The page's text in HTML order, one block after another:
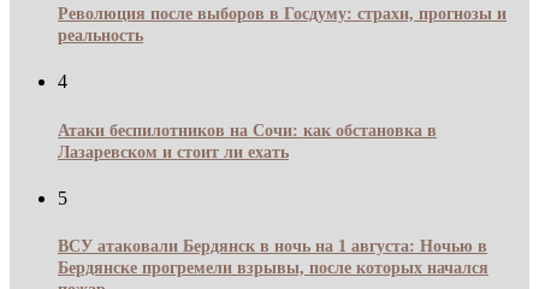
Революция после выборов в Госдуму: страхи, прогнозы и
реальность
4
Атаки беспилотников на Сочи: как обстановка в
Лазаревском и стоит ли ехать
5
ВСУ атаковали Бердянск в ночь на 1 августа: Ночью в
Бердянске прогремели взрывы, после которых начался